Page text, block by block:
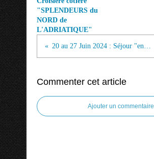
"SPLENDEURS du
NORD de
L'ADRIATIQUE"
20 au 27 Juin 2024 : Séjour "en étoile" à DAX et sa région
Commenter cet article
Ajouter un commentaire